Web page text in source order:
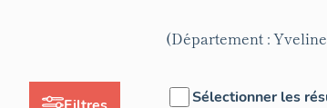
(Département :
Sélectionner les